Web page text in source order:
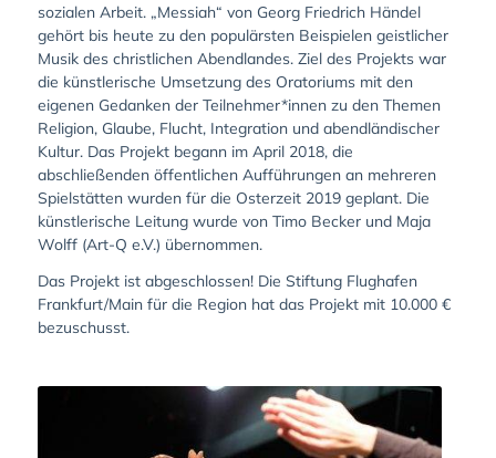
sozialen Arbeit. „Messiah“ von Georg Friedrich Händel
gehört bis heute zu den populärsten Beispielen geistlicher
Musik des christlichen Abendlandes. Ziel des Projekts war
die künstlerische Umsetzung des Oratoriums mit den
eigenen Gedanken der Teilnehmer*innen zu den Themen
Religion, Glaube, Flucht, Integration und abendländischer
Kultur. Das Projekt begann im April 2018, die
abschließenden öffentlichen Aufführungen an mehreren
Spielstätten wurden für die Osterzeit 2019 geplant. Die
künstlerische Leitung wurde von Timo Becker und Maja
Wolff (Art-Q e.V.) übernommen.
Das Projekt ist abgeschlossen! Die Stiftung Flughafen
Frankfurt/Main für die Region hat das Projekt mit 10.000 €
bezuschusst.